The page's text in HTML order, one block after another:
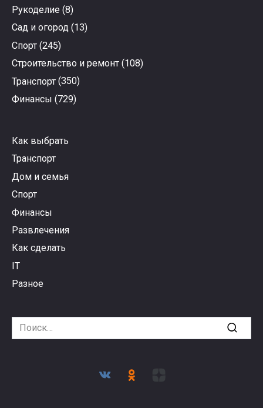
Рукоделие (8)
Сад и огород (13)
Спорт (245)
Строительство и ремонт (108)
Транспорт (350)
Финансы (729)
Как выбрать
Транспорт
Дом и семья
Спорт
Финансы
Развлечения
Как сделать
IT
Разное
Search
for: